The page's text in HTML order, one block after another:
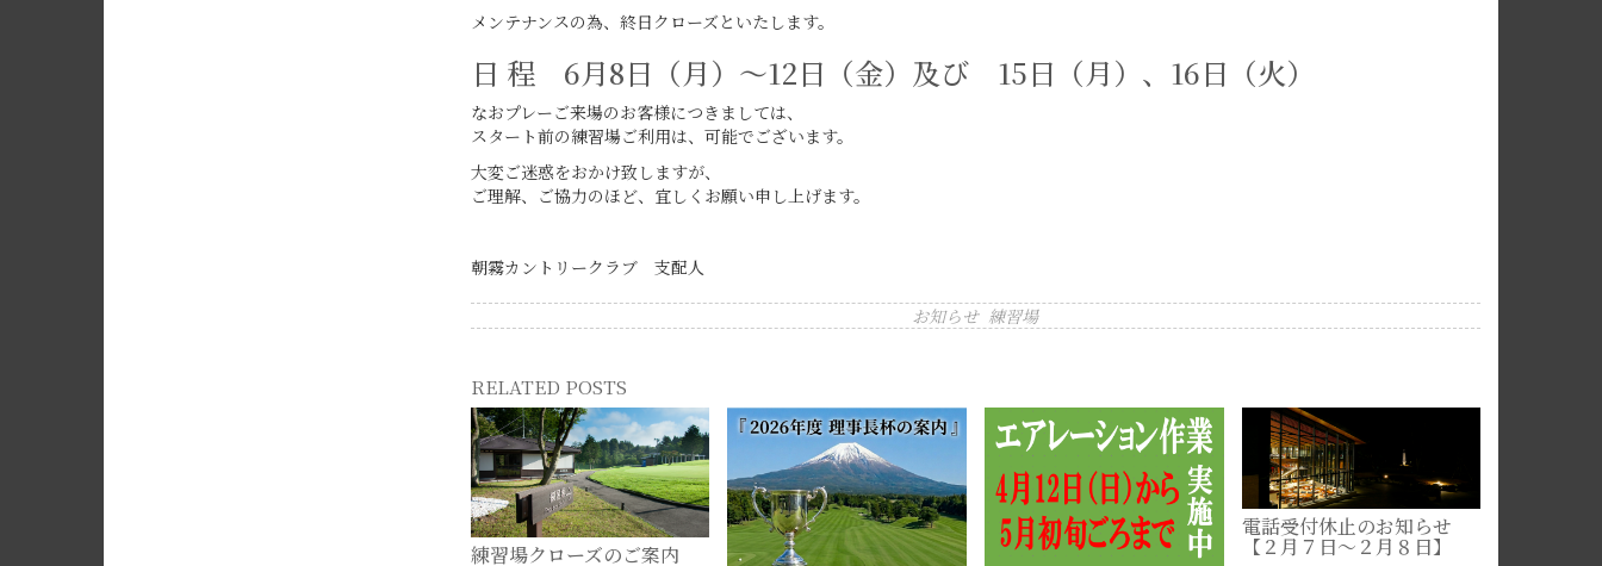
メンテナンスの為、終日クローズといたします。
日 程 6月8日（月）～12日（金）及び 15日（月）、16日（火）
なおプレーご来場のお客様につきましては、
スタート前の練習場ご利用は、可能でございます。
大変ご迷惑をおかけ致しますが、
ご理解、ご協力のほど、宜しくお願い申し上げます。
朝霧カントリークラブ 支配人
お知らせ 練習場
RELATED POSTS
練習場クローズのご案内
電話受付休止のお知らせ
【２月７日～２月８日】